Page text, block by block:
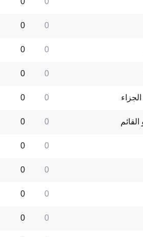
0
0
0
0
0
0
0
0
0
0
0
0
0
0
0
0
0
0